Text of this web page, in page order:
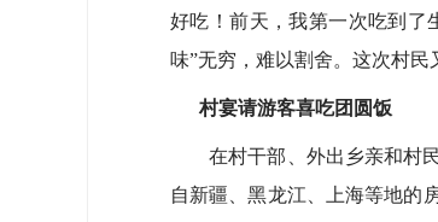
好吃！前天，我第一次吃到了
味”无穷，难以割舍。这次村民
村宴请游客喜吃团圆饭
在村干部、外出乡亲和村民
自新疆、黑龙江、上海等地的